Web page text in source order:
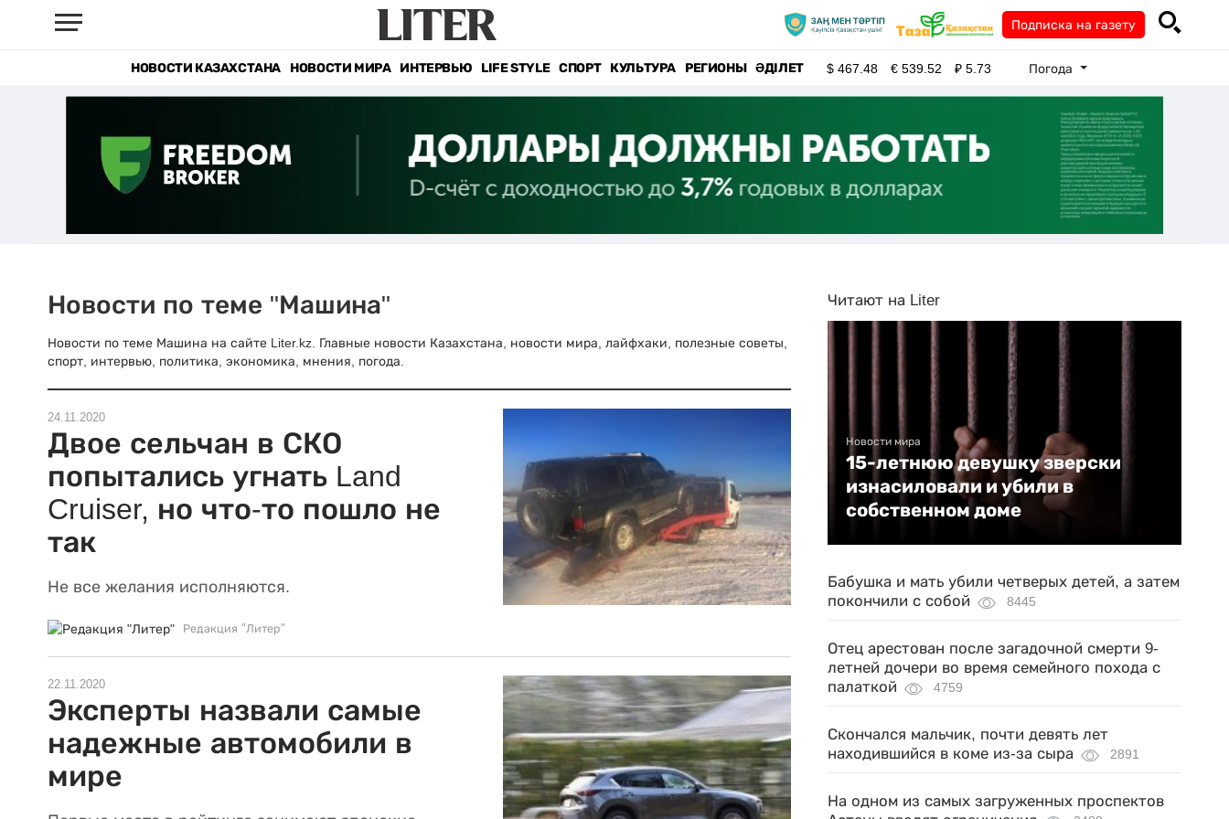
Подписка на газету
НОВОСТИ КАЗАХСТАНА НОВОСТИ МИРА ИНТЕРВЬЮ LIFE STYLE СПОРТ КУЛЬТУРА РЕГИОНЫ ӘДІЛЕТ $467.48 €539.52 ₽5.73 Погода
Новости по теме "Машина"
Новости по теме Машина на сайте Liter.kz. Главные новости Казахстана, новости мира, лайфхаки, полезные советы,
спорт, интервью, политика, экономика, мнения, погода.
24.11.2020
Двое сельчан в СКО
попытались угнать Land
Cruiser, но что-то пошло не
так
Не все желания исполняются.
Редакция "Литер"
22.11.2020
Эксперты назвали самые
надежные автомобили в
мире
Читают на Liter
Новости мира
15-летнюю девушку зверски
изнасиловали и убили в
собственном доме
Бабушка и мать убили четверых детей, а затем
покончили с собой
8445
Отец арестован после загадочной смерти 9-
летней дочери во время семейного похода с
палаткой
4759
Скончался мальчик, почти девять лет
находившийся в коме из-за сыра
2891
На одном из самых загруженных проспектов